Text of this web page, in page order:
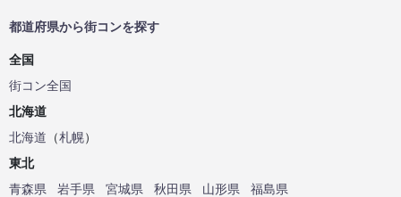
都道府県から街コンを探す
全国
街コン全国
北海道
北海道 （札幌）
東北
青森県
岩手県 宮城県 秋田県 山形県
福島県